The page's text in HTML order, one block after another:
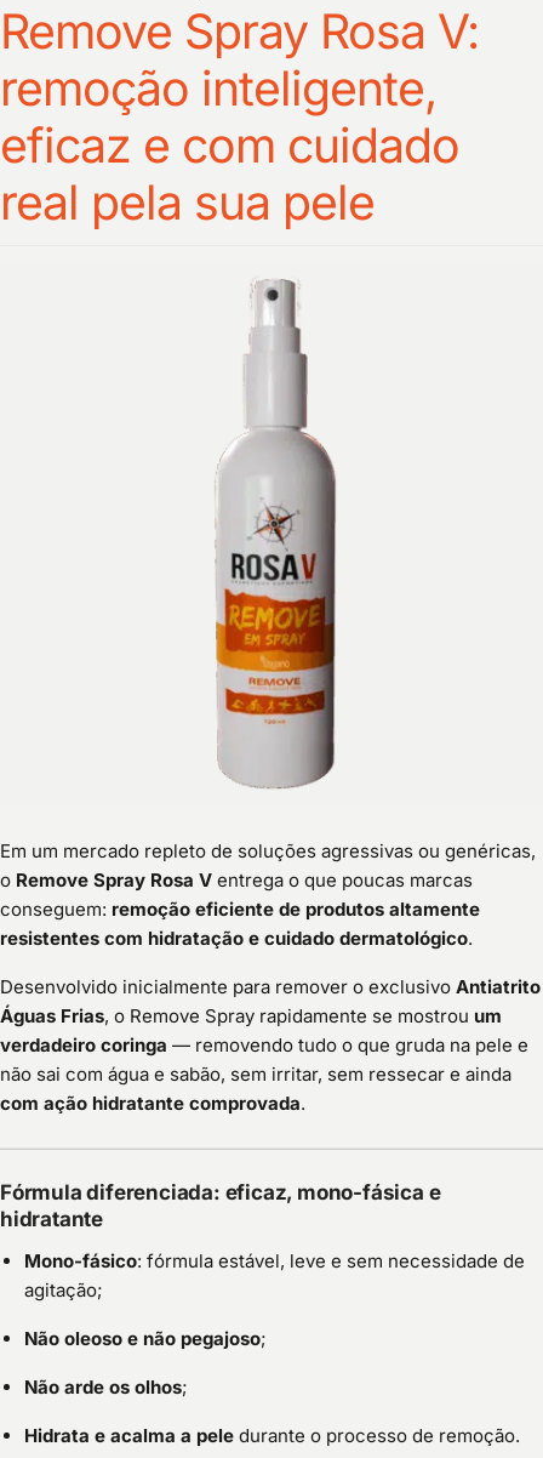
Remove Spray Rosa V:
remoção inteligente,
eficaz e com cuidado
real pela sua pele
Em um mercado repleto de soluções agressivas ou genéricas,
o Remove Spray Rosa V entrega o que poucas marcas
conseguem: remoção eficiente de produtos altamente
resistentes com hidratação e cuidado dermatológico.
Desenvolvido inicialmente para remover o exclusivo Antiatrito
Águas Frias, o Remove Spray rapidamente se mostrou um
verdadeiro coringa — removendo tudo o que gruda na pele e
não sai com água e sabão, sem irritar, sem ressecar e ainda
com ação hidratante comprovada.
Fórmula diferenciada: eficaz, mono-fásica e
hidratante
Mono-fásico: fórmula estável, leve e sem necessidade de
agitação;
Não oleoso e não pegajoso;
Não arde os olhos;
Hidrata e acalma a pele durante o processo de remoção.